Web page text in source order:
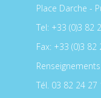
Place Darche -
Tel: +33 (0)3 82
Fax: +33 (0)3 82
Tél. 03 82 24 27